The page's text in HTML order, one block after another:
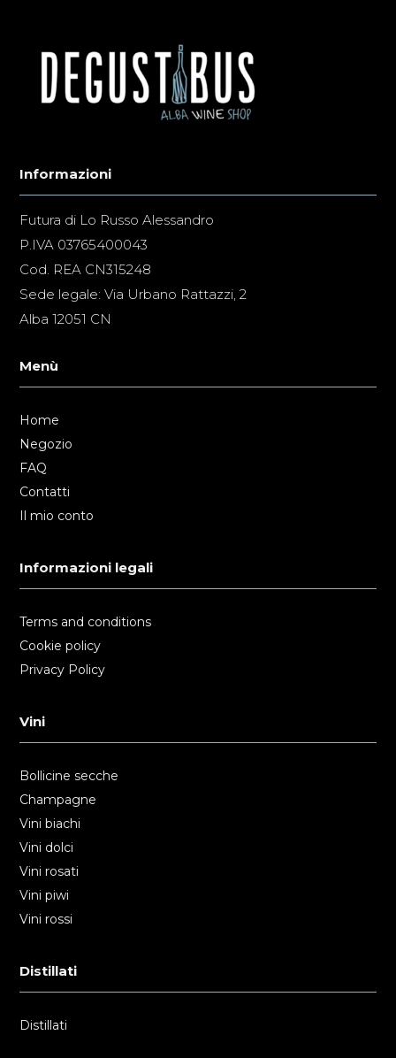
Informazioni
Futura di Lo Russo Alessandro
P.IVA 03765400043
Cod. REA CN315248
Sede legale: Via Urbano Rattazzi, 2
Alba 12051 CN
Menù
Home
Negozio
FAQ
Contatti
Il mio conto
Informazioni legali
Terms and conditions
Cookie policy
Privacy Policy
Vini
Bollicine secche
Champagne
Vini biachi
Vini dolci
Vini rosati
Vini piwi
Vini rossi
Distillati
Distillati